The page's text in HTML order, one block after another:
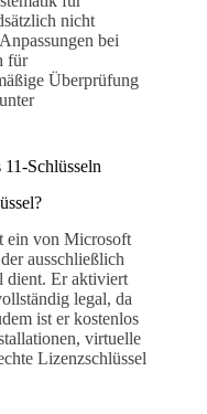
nicht
bei
für
Überprüfung
Schlüsseln
ein von Microsoft
ausschließlich
dient. Er aktiviert
legal, da
ist er kostenlos
virtuelle
Lizenzschlüssel